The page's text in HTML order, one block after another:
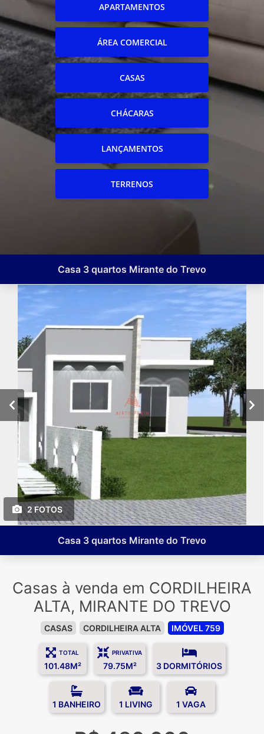
APARTAMENTOS
ÁREA COMERCIAL
CASAS
CHÁCARAS
LANÇAMENTOS
TERRENOS
Casa 3 quartos Mirante do Trevo
2 FOTOS
Casa 3 quartos Mirante do Trevo
Casas à venda em CORDILHEIRA
ALTA, MIRANTE DO TREVO
CASAS CORDILHEIRA ALTA IMÓVEL 759
TOTAL
101.48M²
PRIVATIVA
79.75M² 3 DORMITÓRIOS
1 BANHEIRO 1 LIVING 1 VAGA